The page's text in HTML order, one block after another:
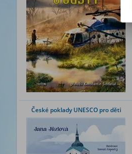
České poklady UNESCO pro děti